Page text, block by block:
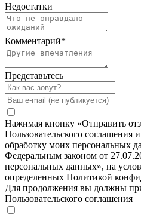
Недостатки
Комментарий*
Представьтесь
Нажимая кнопку «Отправить
Пользовательского соглашения
обработку моих персональных
Федеральным законом от
персональных данных», на
определенных Политикой
Для продолжения вы должны
Пользовательского соглашения